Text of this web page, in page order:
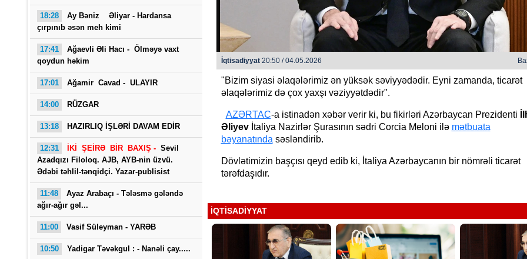
18:28
Ay Bəniz Əliyar - Hardansa
çırpınıb əsən meh kimi
17:41 Ağaevli Əli Hacı - Ölməyə vaxt
qoydun həkim
17:01 Ağamir Cavad - ULAYIR
14:00 RÜZGAR
13:18 HAZIRLIQ İŞLƏRİ DAVAM EDİR
12:31 İKİ ŞEİRƏ BİR BAXIŞ - Sevil
Azadqızı Filoloq. AJB, AYB-nin üzvü.
Ədəbi təhlil-tənqidçi. Yazar-publisist
11:48
Ayaz Arabaçı - Tələsmə gələndə
ağır-ağır gəl...
11:00 Vasif Süleyman - YARƏB
10:50 Yadigar Təvəkgul : - Nanəli çay.....
İqtisadiyyat 20:50 / 04.05.2026
"Bizim siyasi əlaqələrimiz ən yüksək səviyyədədir. Eyni zamanda, ticarət
əlaqələrimiz də çox yaxşı vəziyyətdədir".
AZƏRTAC-a istinadən xəbər verir ki, bu fikirləri Azərbaycan Prezidenti
Əliyev İtaliya Nazirlər Şurasının sədri Corcia Meloni ilə mətbuata
bəyanatında səsləndirib.
Dövlətimizin başçısı qeyd edib ki, İtaliya Azərbaycanın bir nömrəli ticarət
tərəfdaşıdır.
İQTISADIYYAT